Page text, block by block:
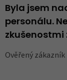
Byla jsem
personálu.
zkušenostmi
Ověřený zákazník